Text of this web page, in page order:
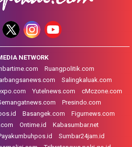
NETWORK
Ruangpolitik.com
Salingkaluak.com
Yutelnews.com
cMczone.com
Presindo.com
Basangek.com
Figurnews.com
Ontime.id
Kabasumbar.net
Sumbar24jam.id